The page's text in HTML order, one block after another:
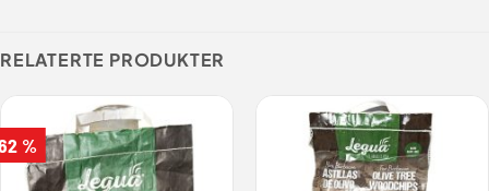
RELATERTE PRODUKTER
%